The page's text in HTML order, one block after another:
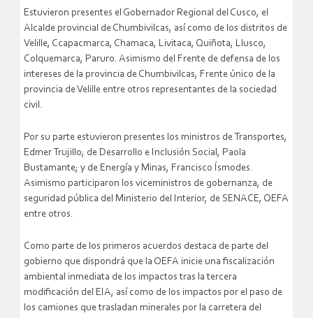
Estuvieron presentes el Gobernador Regional del Cusco, el
Alcalde provincial de Chumbivilcas, así como de los distritos de
Velille, Ccapacmarca, Chamaca, Livitaca, Quiñota, Llusco,
Colquemarca, Paruro. Asimismo del Frente de defensa de los
intereses de la provincia de Chumbivilcas, Frente único de la
provincia de Velille entre otros representantes de la sociedad
civil.
Por su parte estuvieron presentes los ministros de Transportes,
Edmer Trujillo; de Desarrollo e Inclusión Social, Paola
Bustamante; y de Energía y Minas, Francisco Ísmodes.
Asimismo participaron los viceministros de gobernanza, de
seguridad pública del Ministerio del Interior, de SENACE, OEFA
entre otros.
Como parte de los primeros acuerdos destaca de parte del
gobierno que dispondrá que la OEFA inicie una fiscalización
ambiental inmediata de los impactos tras la tercera
modificación del EIA, así como de los impactos por el paso de
los camiones que trasladan minerales por la carretera del